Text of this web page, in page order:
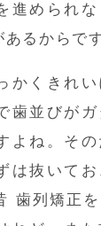
進められ
るからです
かくきれい
歯並びが
よね。そ
は抜いてお
歯列矯正